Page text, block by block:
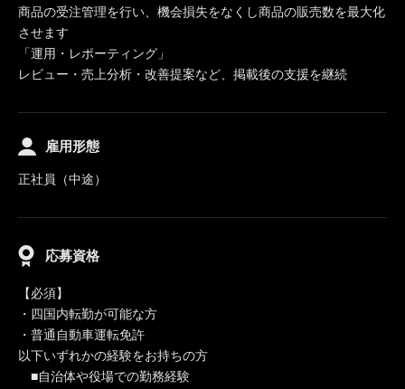
商品の受注管理を行い、機会損失をなくし商品の販売数を最大化
させます
「運用・レポーティング」
レビュー・売上分析・改善提案など、掲載後の支援を継続
雇用形態
正社員（中途）
応募資格
【必須】
・四国内転勤が可能な方
・普通自動車運転免許
以下いずれかの経験をお持ちの方
■自治体や役場での勤務経験